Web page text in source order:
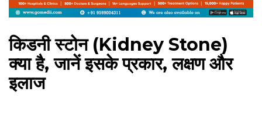
किडनी स्टोन (Kidney Stone)
क्या है, जानें इसके प्रकार, लक्षण और
इलाज